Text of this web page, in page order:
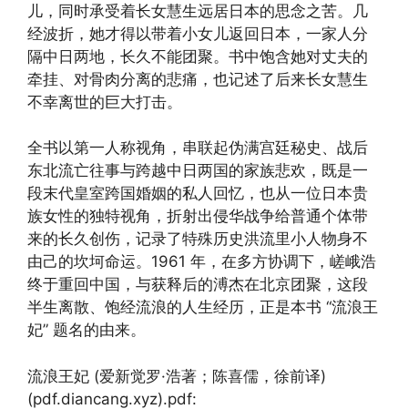
儿，同时承受着长女慧生远居日本的思念之苦。几
经波折，她才得以带着小女儿返回日本，一家人分
隔中日两地，长久不能团聚。书中饱含她对丈夫的
牵挂、对骨肉分离的悲痛，也记述了后来长女慧生
不幸离世的巨大打击。
全书以第一人称视角，串联起伪满宫廷秘史、战后
东北流亡往事与跨越中日两国的家族悲欢，既是一
段末代皇室跨国婚姻的私人回忆，也从一位日本贵
族女性的独特视角，折射出侵华战争给普通个体带
来的长久创伤，记录了特殊历史洪流里小人物身不
由己的坎坷命运。1961 年，在多方协调下，嵯峨浩
终于重回中国，与获释后的溥杰在北京团聚，这段
半生离散、饱经流浪的人生经历，正是本书 “流浪王
妃” 题名的由来。
流浪王妃 (爱新觉罗·浩著；陈喜儒，徐前译)
(pdf.diancang.xyz).pdf: